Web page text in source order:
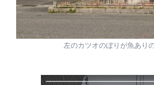
左のカツオのぼりが魚あり